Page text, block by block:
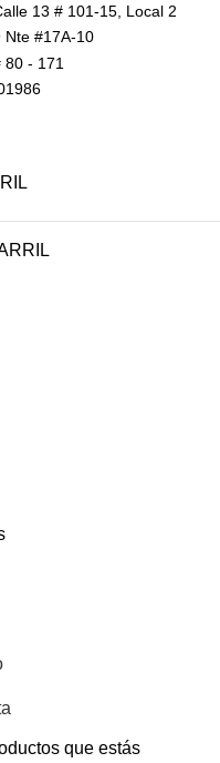
13 # 101-15, Local 2
Nte #17A-10
80 - 171
que estás